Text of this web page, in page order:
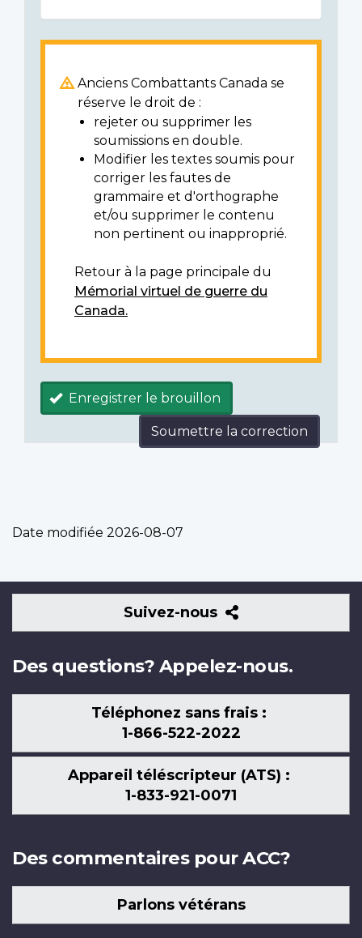
Anciens Combattants Canada se
réserve le droit de :
rejeter ou supprimer les
soumissions en double.
Modifier les textes soumis pour
corriger les fautes de
grammaire et d'orthographe
et/ou supprimer le contenu
non pertinent ou inapproprié.
Retour à la page principale du
Mémorial virtuel de guerre du
Canada.
Enregistrer le brouillon
Soumettre la correction
Date modifiée 2026-08-07
Suivez-nous
Suivez-
nous
Des questions? Appelez-nous.
Téléphonez sans frais :
1-866-522-2022
Appareil téléscripteur (ATS) :
1-833-921-0071
Des commentaires pour ACC?
Parlons vétérans